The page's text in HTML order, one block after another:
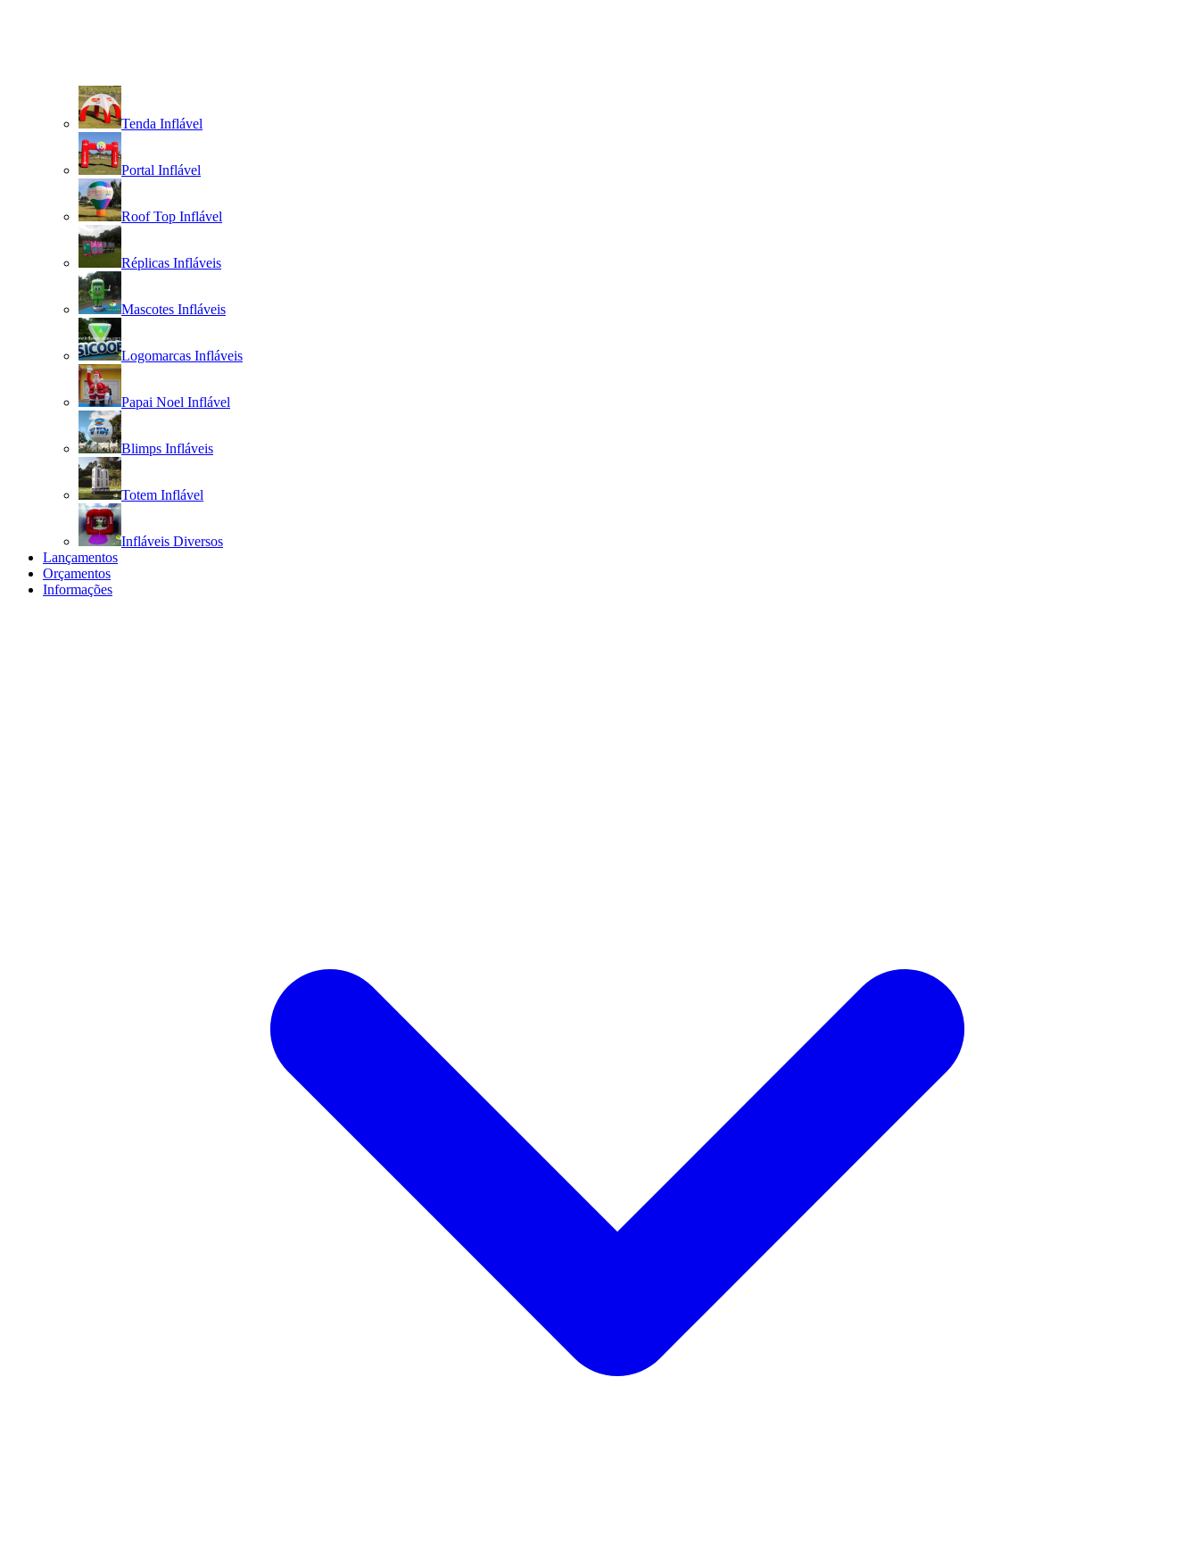
Tenda Inflável
Portal Inflável
Roof Top Inflável
Réplicas Infláveis
Mascotes Infláveis
Logomarcas Infláveis
Papai Noel Inflável
Blimps Infláveis
Totem Inflável
Infláveis Diversos
Lançamentos
Orçamentos
Informações